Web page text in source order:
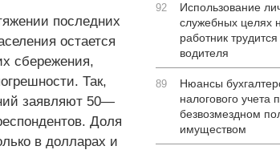
последних
остается
сбережения,
Так,
заявляют 50—
Доля
в долларах и
92
Использование
служебных целях
работник
водителя
89
Нюансы
налогового учета
безвозмездном
имуществом